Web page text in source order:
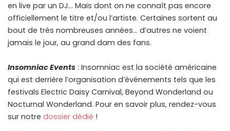
en live par un DJ… Mais dont on ne connaît pas encore
officiellement le titre et/ou l’artiste. Certaines sortent au
bout de très nombreuses années… d’autres ne voient
jamais le jour, au grand dam des fans.
Insomniac Events : Insomniac est la société américaine
qui est derrière l’organisation d’événements tels que les
festivals Electric Daisy Carnival, Beyond Wonderland ou
Nocturnal Wonderland. Pour en savoir plus, rendez-vous
sur notre dossier dédié !